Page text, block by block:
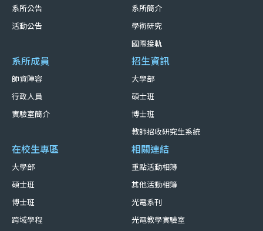
系所公告
活動公告
系所簡介
學術研究
國際接軌
系所成員
師資陣容
行政人員
實驗室簡介
招生資訊
大學部
碩士班
博士班
教師招收研究生系統
在校生專區
大學部
碩士班
博士班
跨域學程
相關連結
重點活動相簿
其他活動相簿
光電系刊
光電教學實驗室